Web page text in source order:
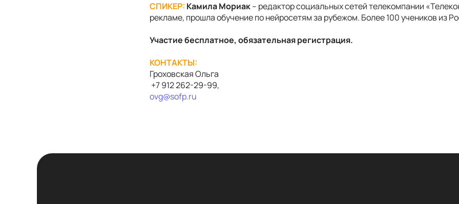
СПИКЕР: Камила Мориак– редактор социальных сетей телекомпании
рекламе, прошла обучение по нейросетям за рубежом. Более 100 учеников из
Участие бесплатное, обязательная регистрация.
КОНТАКТЫ:
Гроховская Ольга
+7 912 262-29-99,
ovg@sofp.ru